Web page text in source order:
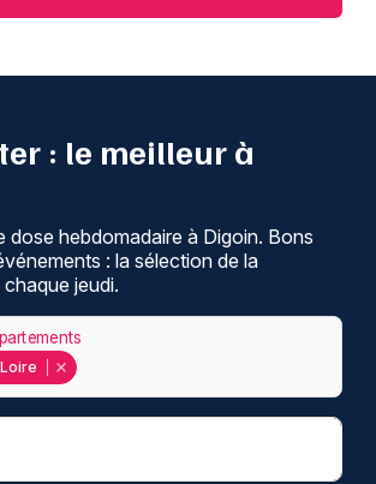
: le meilleur à
hebdomadaire à Digoin. Bons
: la sélection de la
jeudi.